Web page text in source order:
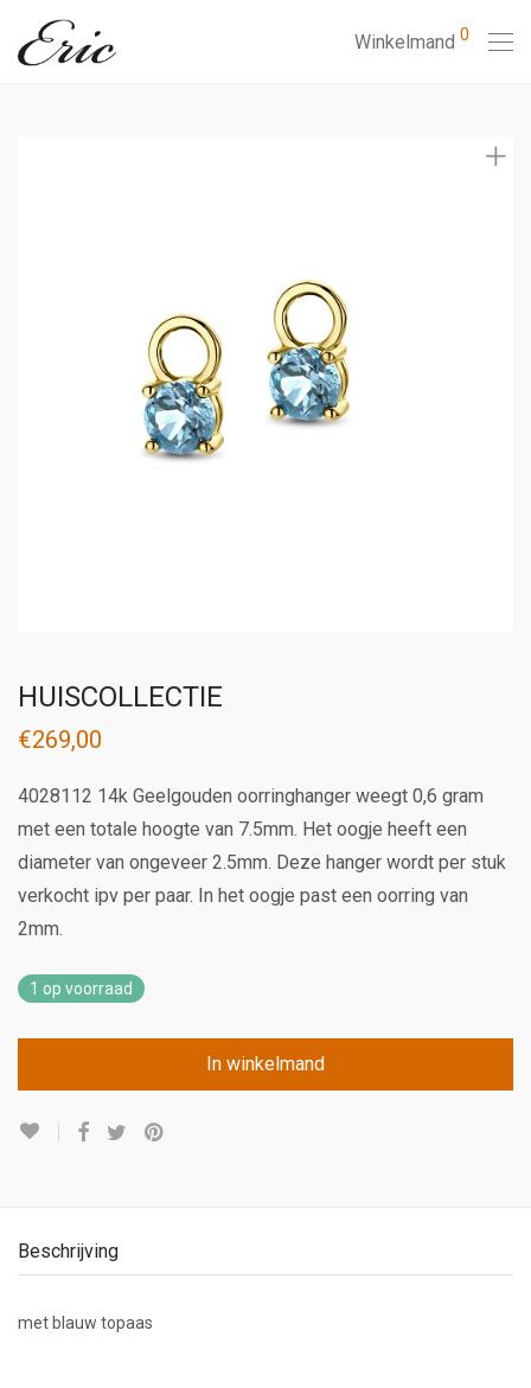
Winkelmand 0
HUISCOLLECTIE
€269,00
4028112 14k Geelgouden oorringhanger weegt 0,6 gram
met een totale hoogte van 7.5mm. Het oogje heeft een
diameter van ongeveer 2.5mm. Deze hanger wordt per stuk
verkocht ipv per paar. In het oogje past een oorring van
2mm.
1 op voorraad
In winkelmand
Beschrijving
met blauw topaas